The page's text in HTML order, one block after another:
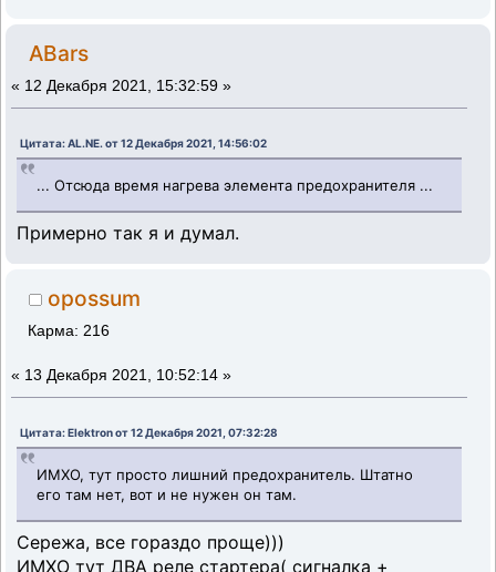
ABars
« 12 Декабря 2021, 15:32:59 »
Цитата: AL.NE. от 12 Декабря 2021, 14:56:02
... Отсюда время нагрева элемента предохранителя ...
Примерно так я и думал.
opossum
Карма: 216
« 13 Декабря 2021, 10:52:14 »
Цитата: Elektron от 12 Декабря 2021, 07:32:28
ИМХО, тут просто лишний предохранитель. Штатно
его там нет, вот и не нужен он там.
Сережа, все гораздо проще)))
ИМХО тут ДВА реле стартера( сигналка +